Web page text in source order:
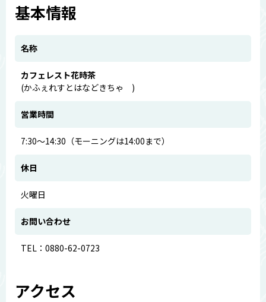
基本情報
名称
カフェレスト花時茶
(かふぇれすとはなどきちゃ )
営業時間
7:30～14:30（モーニングは14:00まで）
休日
火曜日
お問い合わせ
TEL：0880-62-0723
アクセス